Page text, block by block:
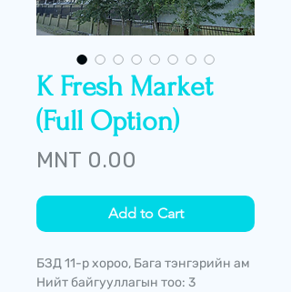
K Fresh Market
(Full Option)
MNT 0.00
Add to Cart
БЗД 11-р хороо, Бага тэнгэрийн ам
Нийт байгууллагын тоо: 3